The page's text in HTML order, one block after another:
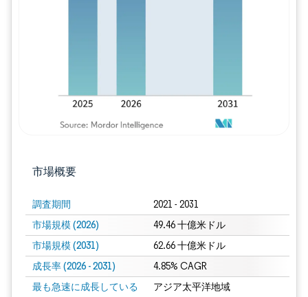
市場概要
調査期間 2021 - 2031
市場規模 (2026) 49.46 十億米ドル
市場規模 (2031) 62.66 十億米ドル
成長率 (2026 - 2031) 4.85% CAGR
最も急速に成長している
アジア太平洋地域